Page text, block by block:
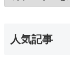
人気記事